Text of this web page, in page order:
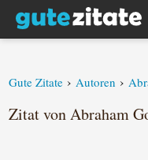
Gute Zitate › Autoren ›
Zitat von Abraham